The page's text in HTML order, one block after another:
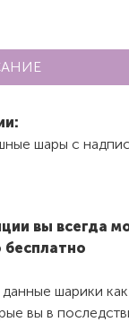
шары с
вы всегда
бесплатно
шарики
вы в